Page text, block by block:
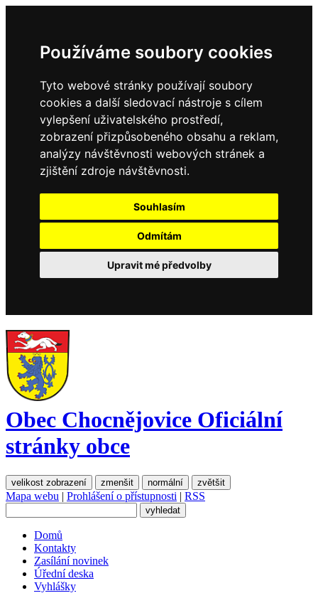
Používáme soubory cookies
Tyto webové stránky používají soubory
cookies a další sledovací nástroje s cílem
vylepšení uživatelského prostředí,
zobrazení přizpůsobeného obsahu a reklam,
analýzy návštěvnosti webových stránek a
zjištění zdroje návštěvnosti.
Souhlasím
Odmítám
Upravit mé předvolby
Obec Chocnějovice Oficiální
stránky obce
velikost zobrazení zmenšit normální zvětšit
Mapa webu | Prohlášení o přístupnosti | RSS
Domů
Kontakty
Zasílání novinek
Úřední deska
Vyhlášky